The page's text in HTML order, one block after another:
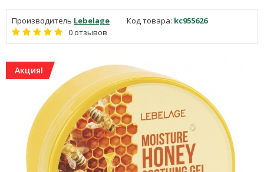
Производитель Lebelage Код товара: kc955626
0 отзывов
Акция!